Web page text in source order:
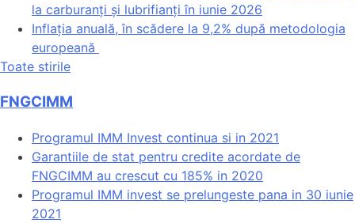
la carburanți și lubrifianți în iunie 2026
Inflația anuală, în scădere la 9,2% după metodologia
europeană
Toate stirile
FNGCIMM
Programul IMM Invest continua si in 2021
Garantiile de stat pentru credite acordate de
FNGCIMM au crescut cu 185% in 2020
Programul IMM invest se prelungeste pana in 30 iunie
2021